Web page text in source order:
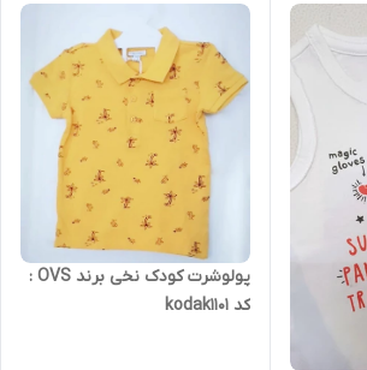
پولوشرت کودک نخی برند OVS :
کد kodak1101